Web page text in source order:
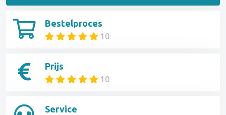
Bestelproces
10
Prijs
10
Service